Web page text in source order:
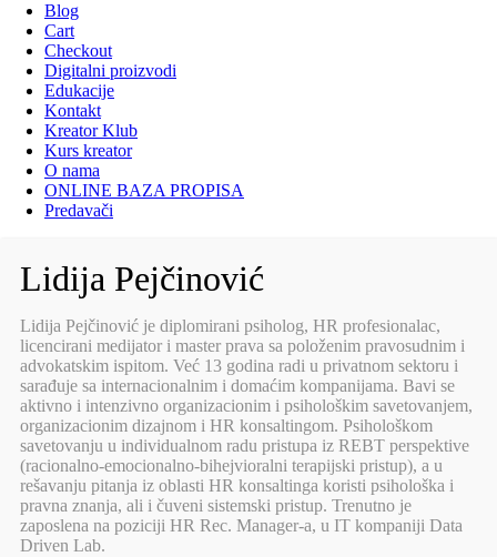
Blog
Cart
Checkout
Digitalni proizvodi
Edukacije
Kontakt
Kreator Klub
Kurs kreator
O nama
ONLINE BAZA PROPISA
Predavači
Lidija Pejčinović
Lidija Pejčinović je diplomirani psiholog, HR profesionalac,
licencirani medijator i master prava sa položenim pravosudnim i
advokatskim ispitom. Već 13 godina radi u privatnom sektoru i
sarađuje sa internacionalnim i domaćim kompanijama. Bavi se
aktivno i intenzivno organizacionim i psihološkim savetovanjem,
organizacionim dizajnom i HR konsaltingom. Psihološkom
savetovanju u individualnom radu pristupa iz REBT perspektive
(racionalno-emocionalno-bihejvioralni terapijski pristup), a u
rešavanju pitanja iz oblasti HR konsaltinga koristi psihološka i
pravna znanja, ali i čuveni sistemski pristup. Trenutno je
zaposlena na poziciji HR Rec. Manager-a, u IT kompaniji Data
Driven Lab.